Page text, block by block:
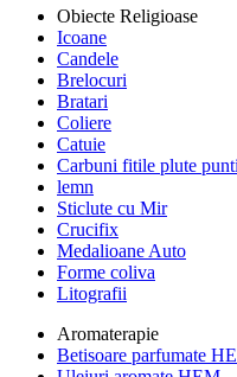
Obiecte Religioase
Icoane
Candele
Brelocuri
Bratari
Coliere
Catuie
Carbuni fitile plute punti
lemn
Sticlute cu Mir
Crucifix
Medalioane Auto
Forme coliva
Litografii
Aromaterapie
Betisoare parfumate